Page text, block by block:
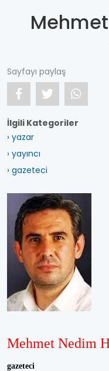
Sayfayı paylaş
İlgili Kategoriler
› yazar
› yayıncı
› gazeteci
Mehmet Nedim
gazeteci